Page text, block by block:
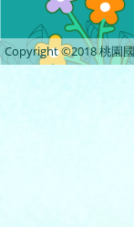
Copyright ©2018 桃園